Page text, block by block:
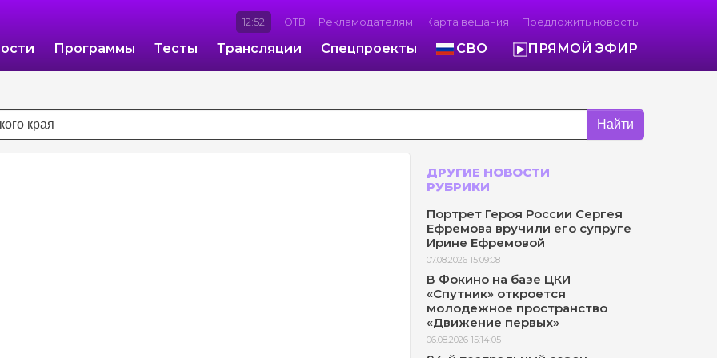
12:52 ОТВ Рекламодателям Карта вещания Предложить новость
Программы Тесты Трансляции Спецпроекты СВО ПРЯМОЙ ЭФИР
Найти
ДРУГИЕ НОВОСТИ
РУБРИКИ
Портрет Героя России Сергея
Ефремова вручили его супруге
Ирине Ефремовой
07.08.2026 15:09:08
В Фокино на базе ЦКИ
«Спутник» откроется
молодежное пространство
«Движение первых»
06.08.2026 15:14:05